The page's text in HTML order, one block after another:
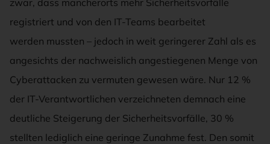
registriert und von den IT-Teams bearbeitet
werden mussten – jedoch in weit geringerer Zahl als es
angesichts der nachweislich angestiegenen Menge von
Cyberattacken zu vermuten gewesen wäre. Nur 12 %
der IT-Verantwortlichen verzeichneten demnach eine
deutliche Steigerung der Sicherheitsvorfälle, 30 %
stellten lediglich eine geringe Zunahme fest. Den somit